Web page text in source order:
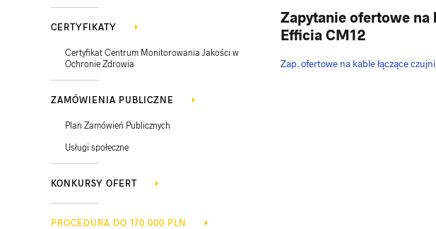
CERTYFIKATY
Certyfikat Centrum Monitorowania Jakości w
Ochronie Zdrowia
ZAMÓWIENIA PUBLICZNE
Plan Zamówień Publicznych
Usługi społeczne
KONKURSY OFERT
PROCEDURA DO 170 000 PLN
Zapytanie ofertowe na
Efficia CM12
Zap. ofertowe na kable łączące